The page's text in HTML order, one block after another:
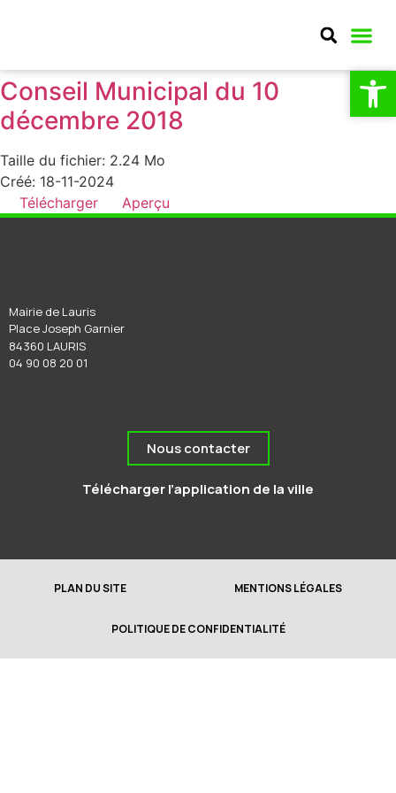
Conseil Municipal du 10
décembre 2018
Taille du fichier: 2.24 Mo
Créé: 18-11-2024
Télécharger
Aperçu
Mairie de Lauris
Place Joseph Garnier
84360 LAURIS
04 90 08 20 01
Nous contacter
Télécharger l’application de la ville
PLAN DU SITE MENTIONS LÉGALES
POLITIQUE DE CONFIDENTIALITÉ